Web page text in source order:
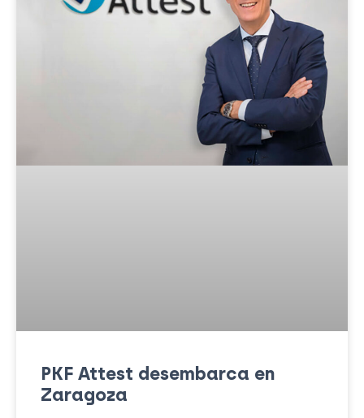
PKF Attest desembarca en
Zaragoza